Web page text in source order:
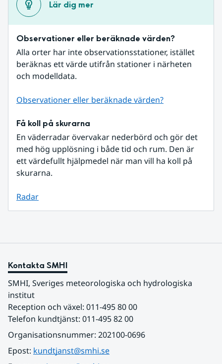
Lär dig mer
Observationer eller beräknade värden?
Alla orter har inte observationsstationer, istället
beräknas ett värde utifrån stationer i närheten
och modelldata.
Observationer eller beräknade värden?
Få koll på skurarna
En väderradar övervakar nederbörd och gör det
med hög upplösning i både tid och rum. Den är
ett värdefullt hjälpmedel när man vill ha koll på
skurarna.
Radar
Kontakta SMHI
SMHI, Sveriges meteorologiska och hydrologiska
institut
Reception och växel: 011-495 80 00
Telefon kundtjänst: 011-495 82 00
Organisationsnummer: 202100-0696
Epost: kundtjanst@smhi.se